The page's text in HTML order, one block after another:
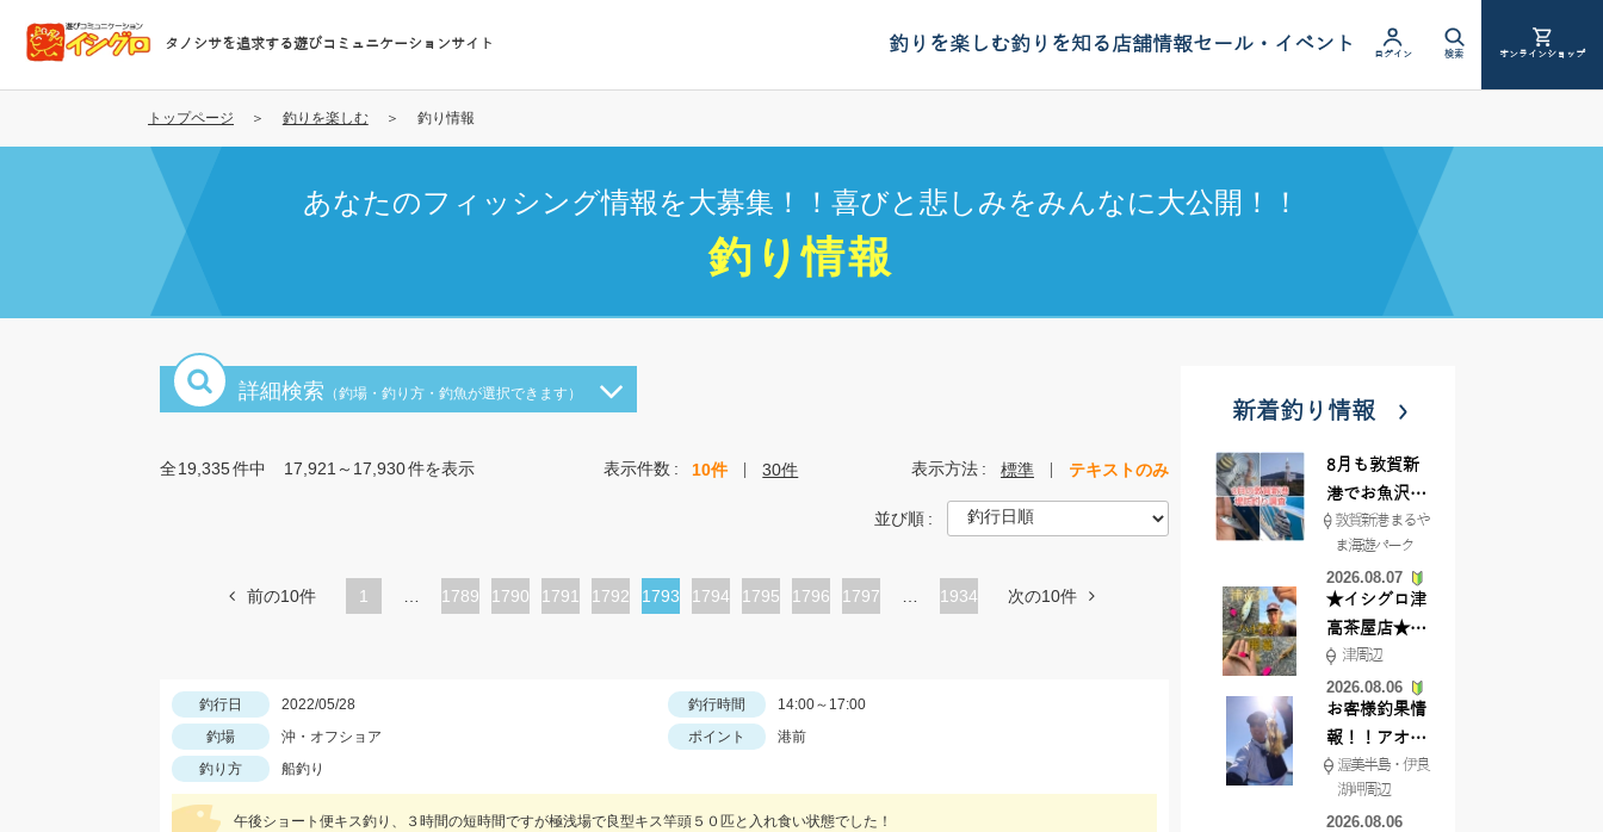
コ
テ
タノシサを追求する遊びコミュニケーションサイト 釣りを楽しむ釣りを知る店舗情報セール・イベント ログイン 検索 オンラインショップ
トップページ 釣りを楽しむ 釣り情報
あなたのフィッシング情報を大募集！！喜びと悲しみをみんなに大公開！！
釣り情報
詳細検索 （釣場・釣り方・釣魚が選択できます）
全19,335件中 17,921～17,930件を表示 表示件数 10件 30件 表示方法 標準 テキストのみ
並び順
前の10件 1
ペ
1789
ペ
1790
ペ
1791
ペ
1792
カ
1793
ペ
1794
ペ
1795
ペ
1796
ペ
1797 1934 次の10件
釣行日 2022/05/28 釣行時間
14:00～17:00
釣場
沖・オフショア ポイント
港前
釣り方
船釣り
午後ショート便キス釣り、３時間の短時間ですが極浅場で良型キス竿頭５０匹と入れ食い状態でした！
新着釣り情報
8月も敦賀新
港でお魚沢山
♪ イシグロ彦
根店
敦賀新港 まるや
ま海遊パーク
2026.08.07
★イシグロ津
高茶屋店★津
近郊ハゼ釣れ
てます！
津周辺
2026.08.06
お客様釣果情
報！！アオリ
イカが釣れ始
めています！
渥美半島・伊良
湖岬周辺
2026.08.06